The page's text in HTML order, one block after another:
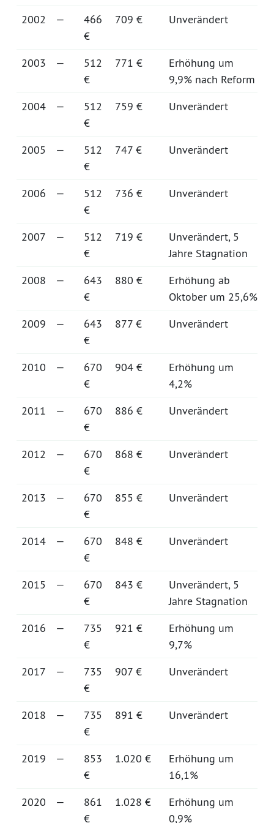
2002 —
466
€
709 € Unverändert
2003 —
512
€
771 €
Erhöhung um
9,9% nach Reform
2004
—
512
€
759 € Unverändert
2005 —
512
€
747 € Unverändert
2006 —
512
€
736 € Unverändert
2007 —
512
€
719 €
Unverändert, 5
Jahre Stagnation
2008
—
643
€
880 €
Erhöhung ab
Oktober um 25,6%
2009
—
643
€
877 € Unverändert
2010 —
670
€
904 €
Erhöhung um
4,2%
2011
—
670
€
886 € Unverändert
2012 —
670
€
868 € Unverändert
2013 —
670
€
855 € Unverändert
2014 —
670
€
848 € Unverändert
2015 —
670
€
843 €
Unverändert, 5
Jahre Stagnation
2016
—
735
€
921 €
Erhöhung um
9,7%
2017
—
735
€
907 € Unverändert
2018 —
735
€
891 € Unverändert
2019 —
853
€
1.020 €
Erhöhung um
16,1%
2020
—
861
€
1.028 €
Erhöhung um
0,9%